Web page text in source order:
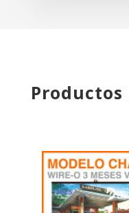
Productos